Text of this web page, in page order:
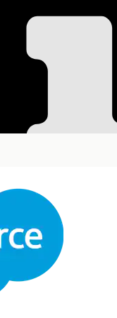
per
della
della qualità
supervisore può
punteggi.
del
della qualità
della qualità
valutazioni di
della qualità per le
manuali e
e aumentare la